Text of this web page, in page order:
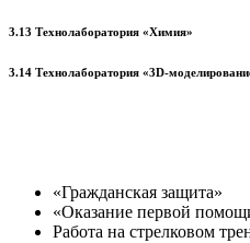
3.13 Технолаборатория «Химия»
3.14 Технолаборатория «3D-
«Гражданская защита»
«Оказание первой
Работа на стрелковом